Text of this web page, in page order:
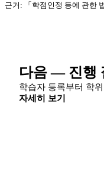
근거: 「학점인정 등에 관한
다음 — 진행
학습자 등록부터 학
자세히 보기